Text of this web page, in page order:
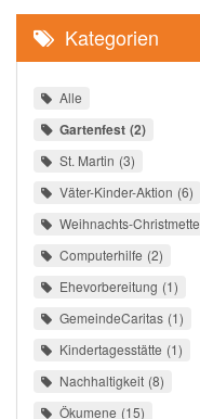
Kategorien
Alle
Gartenfest 2
St. Martin 3
Väter-Kinder-Aktion 6
Weihnachts-Christmette
Computerhilfe 2
Ehevorbereitung 1
GemeindeCaritas 1
Kindertagesstätte 1
Nachhaltigkeit 8
Ökumene 15